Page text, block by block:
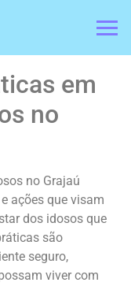
em
no
no Grajaú
ações que visam
dos idosos que
são
seguro,
viver com